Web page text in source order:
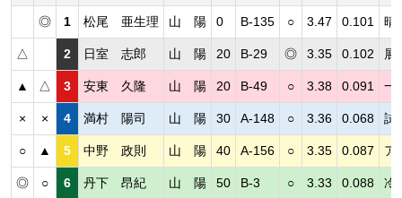
◎ 1 松尾 亜生理 山 陽 0 B-135 ○ 3.47 0.101 晴
△ 2 日室 志郎 山 陽 20 B-29 ◎ 3.35 0.102 展
▲ △ 3 安東 久隆 山 陽 20 B-49 ○ 3.38 0.091 一
× × 4 満村 陽司 山 陽 30 A-148 ○ 3.36 0.068 試
○ ▲ 5 中野 政則 山 陽 40 A-156 ○ 3.35 0.087 ア
◎ ○ 6 丹下 昂紀 山 陽 50 B-3 ○ 3.33 0.088 冷